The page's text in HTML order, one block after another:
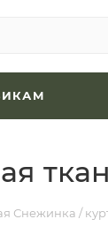
Снежинка /